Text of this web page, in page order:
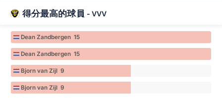
得分最高的球員 - VVV
Dean Zandbergen 15
Dean Zandbergen 15
Bjorn van Zijl 9
Bjorn van Zijl 9